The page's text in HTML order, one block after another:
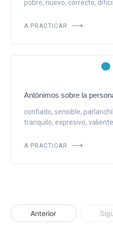
pobre, nuevo, correcto, difícil,
A PRACTICAR
Antónimos sobre la
confiado, sensible,
tranquilo, expresivo, valiente,
A PRACTICAR
Anterior